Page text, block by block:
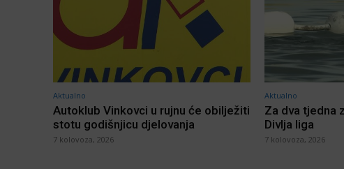
Aktualno
Autoklub Vinkovci u rujnu će obilježiti
stotu godišnjicu djelovanja
7 kolovoza, 2026
Aktualno
Za dva tjedna
Divlja liga
7 kolovoza, 2026